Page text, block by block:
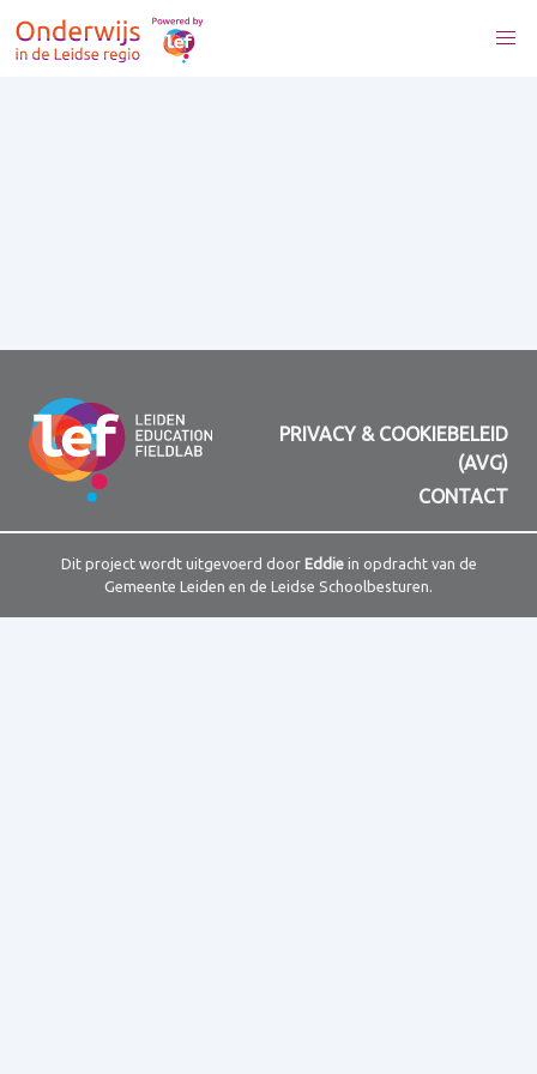
PRIVACY & COOKIEBELEID
(AVG)
CONTACT
Dit project wordt uitgevoerd door Eddiein opdracht van de
Gemeente Leiden en de Leidse Schoolbesturen.